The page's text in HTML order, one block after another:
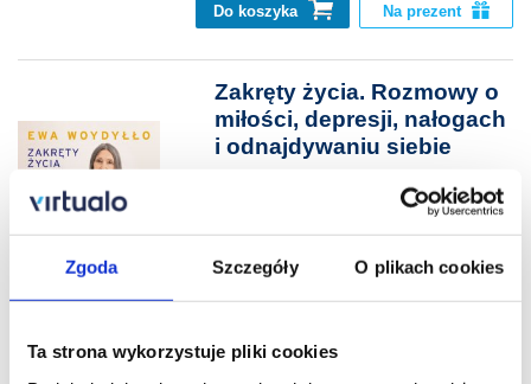
Zgoda Szczegóły O plikach cookies
Ta strona wykorzystuje pliki cookies
Do koszyka Na prezent
Zakręty życia. Rozmowy o
miłości, depresji, nałogach
i odnajdywaniu siebie
32.99 zł
Żyć dłużej. Nauka o długim